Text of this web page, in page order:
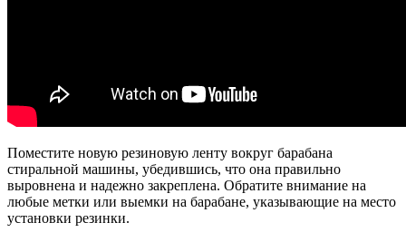
Поместите новую резиновую ленту вокруг барабана
стиральной машины, убедившись, что она правильно
выровнена и надежно закреплена. Обратите внимание на
любые метки или выемки на барабане, указывающие на место
установки резинки.